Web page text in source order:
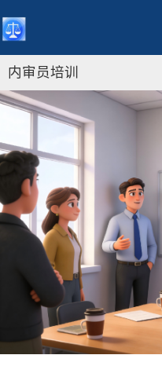
内审员培训